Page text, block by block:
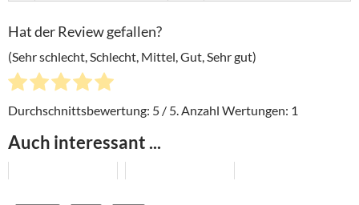
Hat der Review gefallen?
(Sehr schlecht, Schlecht, Mittel, Gut, Sehr gut)
Durchschnittsbewertung: 5 / 5. Anzahl Wertungen: 1
Auch interessant ...